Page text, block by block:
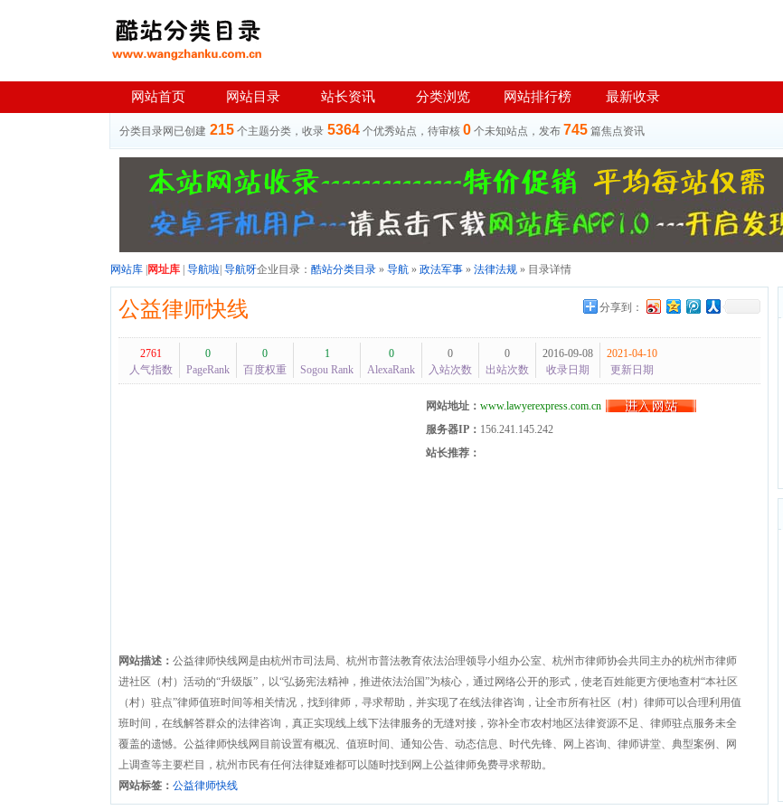
网站首页 网站目录 站长资讯 分类浏览 网站排行榜 最新收录
分类目录网已创建 215 个主题分类，收录 5364 个优秀站点，待审核 0 个未知站点，发布 745 篇焦点资讯
网站库 网址库 导航啦 导航呀企业目录： 酷站分类目录 » 导航 » 政法军事 » 法律法规 » 目录详情
分享到：
公益律师快线
2761
人气指数
0
PageRank
0
百度权重
1
Sogou Rank
0
AlexaRank
0
入站次数
0
出站次数
2016-09-08
收录日期
2021-04-10
更新日期
网站地址： www.lawyerexpress.com.cn
服务器IP： 156.241.145.242
站长推荐：
网站描述： 公益律师快线网是由杭州市司法局、杭州市普法教育依法治理领导小组办公室、杭州市律师协会共同主办的杭州市律师
进社区（村）活动的“升级版”，以“弘扬宪法精神，推进依法治国”为核心，通过网络公开的形式，使老百姓能更方便地查村“本社区
（村）驻点”律师值班时间等相关情况，找到律师，寻求帮助，并实现了在线法律咨询，让全市所有社区（村）律师可以合理利用值
班时间，在线解答群众的法律咨询，真正实现线上线下法律服务的无缝对接，弥补全市农村地区法律资源不足、律师驻点服务未全
覆盖的遗憾。公益律师快线网目前设置有概况、值班时间、通知公告、动态信息、时代先锋、网上咨询、律师讲堂、典型案例、网
上调查等主要栏目，杭州市民有任何法律疑难都可以随时找到网上公益律师免费寻求帮助。
网站标签： 公益律师快线